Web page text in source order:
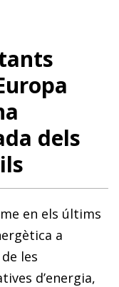
dels
en els últims
a
les
d’energia,